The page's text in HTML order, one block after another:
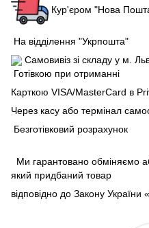
Кур'єром "Нова
На відділення "Укрпошта"
Самовивіз зі складу у м.
Готівкою при отриманні
Карткою VISA/MasterCard в
Через касу або термінал
Безготівковий розрахунок
Ми гарантовано обміняємо
який придбаний товар
відповідно до Закону